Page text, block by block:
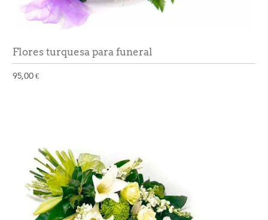
Flores turquesa para funeral
95,00 €